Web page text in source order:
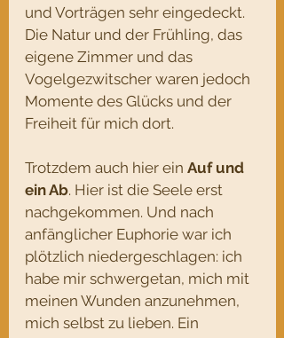
und Vorträgen sehr eingedeckt.
Die Natur und der Frühling, das
eigene Zimmer und das
Vogelgezwitscher waren jedoch
Momente des Glücks und der
Freiheit für mich dort.
Trotzdem auch hier ein Auf und
ein Ab. Hier ist die Seele erst
nachgekommen. Und nach
anfänglicher Euphorie war ich
plötzlich niedergeschlagen: ich
habe mir schwergetan, mich mit
meinen Wunden anzunehmen,
mich selbst zu lieben. Ein